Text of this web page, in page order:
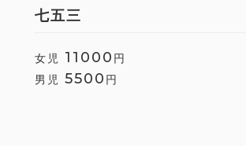
七五三
女児 11000 円
男児 5500 円